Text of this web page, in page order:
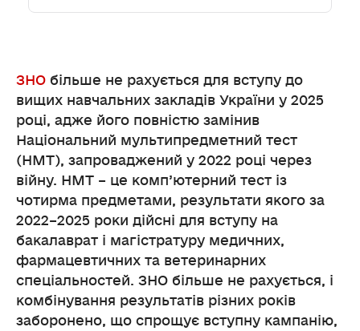
ЗНО більше не рахується для вступу до
вищих навчальних закладів України у 2025
році, адже його повністю замінив
Національний мультипредметний тест
(НМТ), запроваджений у 2022 році через
війну. НМТ – це комп’ютерний тест із
чотирма предметами, результати якого за
2022–2025 роки дійсні для вступу на
бакалаврат і магістратуру медичних,
фармацевтичних та ветеринарних
спеціальностей. ЗНО більше не рахується, і
комбінування результатів різних років
заборонено, що спрощує вступну кампанію,